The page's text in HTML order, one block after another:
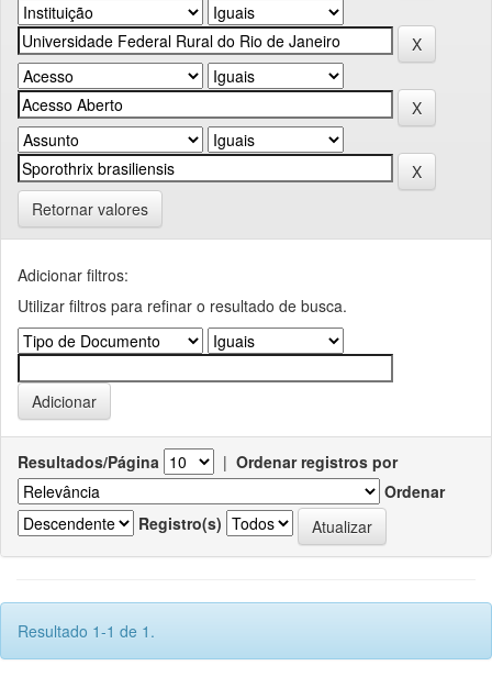
Retornar valores
Adicionar filtros:
Utilizar filtros para refinar o resultado de busca.
Resultados/Página | Ordenar registros por
Ordenar
Registro(s)
Resultado 1-1 de 1.